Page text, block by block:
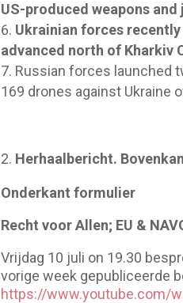
US-produced weapons
Ukrainian forces
advanced north of Kharkiv
Russian forces launched
169 drones against Ukraine
Herhaalbericht.
Onderkant formulier
Recht voor Allen; EU &
Vrijdag 10 juli on 19.30
vorige week gepubliceerde
https://www.youtube.com/